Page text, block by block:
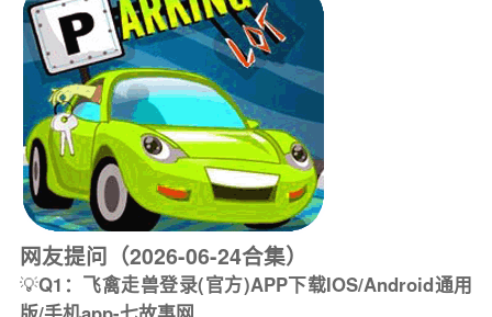
网友提问（2026-06-24合集）
💡Q1：飞禽走兽登录(官方)APP下载IOS/Android通用